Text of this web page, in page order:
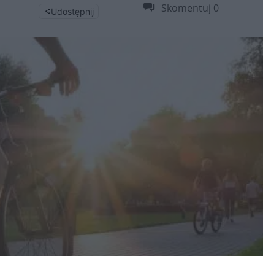
Udostępnij Skomentuj 0